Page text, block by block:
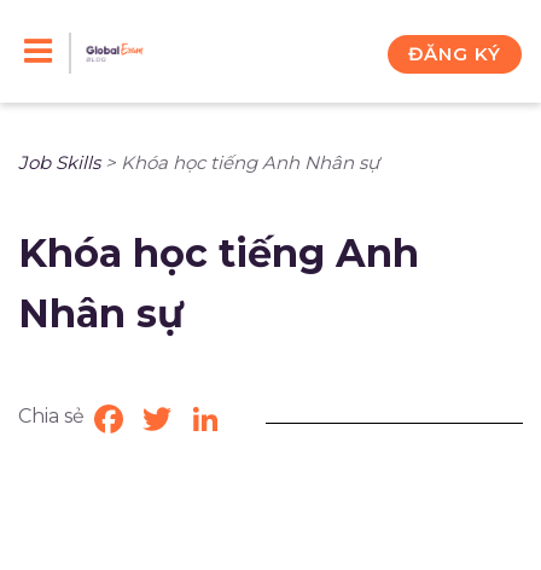
ĐĂNG KÝ
Job Skills> Khóa học tiếng Anh Nhân sự
Khóa học tiếng Anh
Nhân sự
Chia sẻ Facebook
TwitterLinkedIn